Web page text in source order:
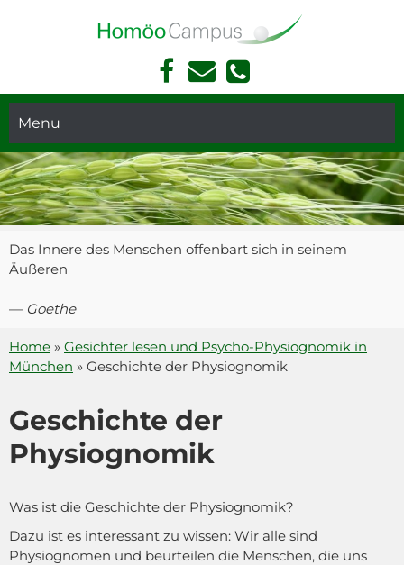
Akademie Für Homöopathie Und Face Reading In München
Face
book
Kont
akt
Face
ing
und
Hom
öopa
thie
in
Telef
Menu
Das Innere des Menschen offenbart sich in seinem
Äußeren
— Goethe
Home » Gesichter lesen und Psycho-Physiognomik in
München » Geschichte der Physiognomik
Geschichte der
Physiognomik
Was ist die Geschichte der Physiognomik?
Dazu ist es interessant zu wissen: Wir alle sind
Physiognomen und beurteilen die Menschen, die uns